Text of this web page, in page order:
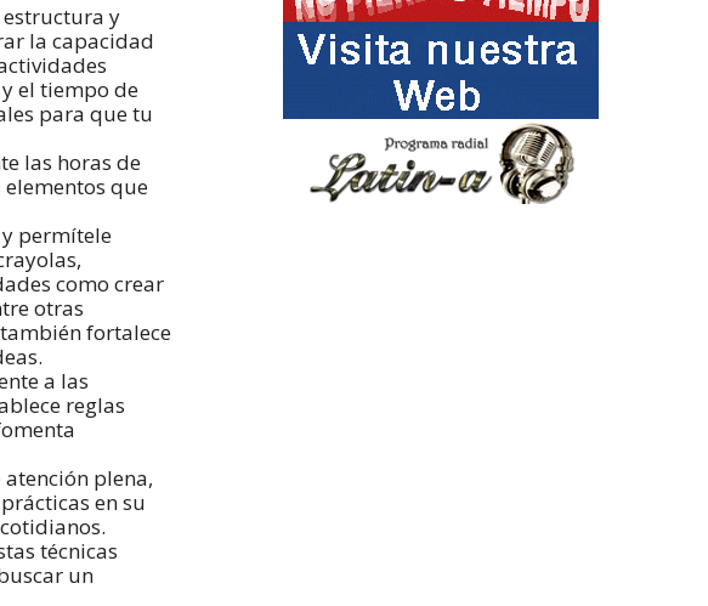
y
la capacidad
el tiempo de
para que tu
las horas de
que
permítele
como crear
otras
fortalece
a las
reglas
plena,
en su
técnicas
un